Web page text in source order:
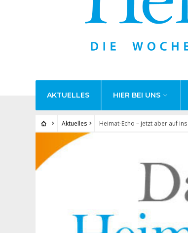
AKTUELLES HIER BEI UNS
Aktuelles Heimat-Echo – jetzt aber auf ins